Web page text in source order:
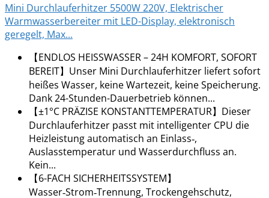
Mini Durchlauferhitzer 5500W 220V, Elektrischer
Warmwasserbereiter mit LED-Display, elektronisch
geregelt, Max...
【ENDLOS HEISSWASSER – 24H KOMFORT, SOFORT
BEREIT】Unser Mini Durchlauferhitzer liefert sofort
heißes Wasser, keine Wartezeit, keine Speicherung.
Dank 24-Stunden-Dauerbetrieb können...
【±1°C PRÄZISE KONSTANTTEMPERATUR】Dieser
Durchlauferhitzer passt mit intelligenter CPU die
Heizleistung automatisch an Einlass‑,
Auslasstemperatur und Wasserdurchfluss an.
Kein...
【6-FACH SICHERHEITSSYSTEM】
Wasser‑Strom‑Trennung, Trockengehschutz,